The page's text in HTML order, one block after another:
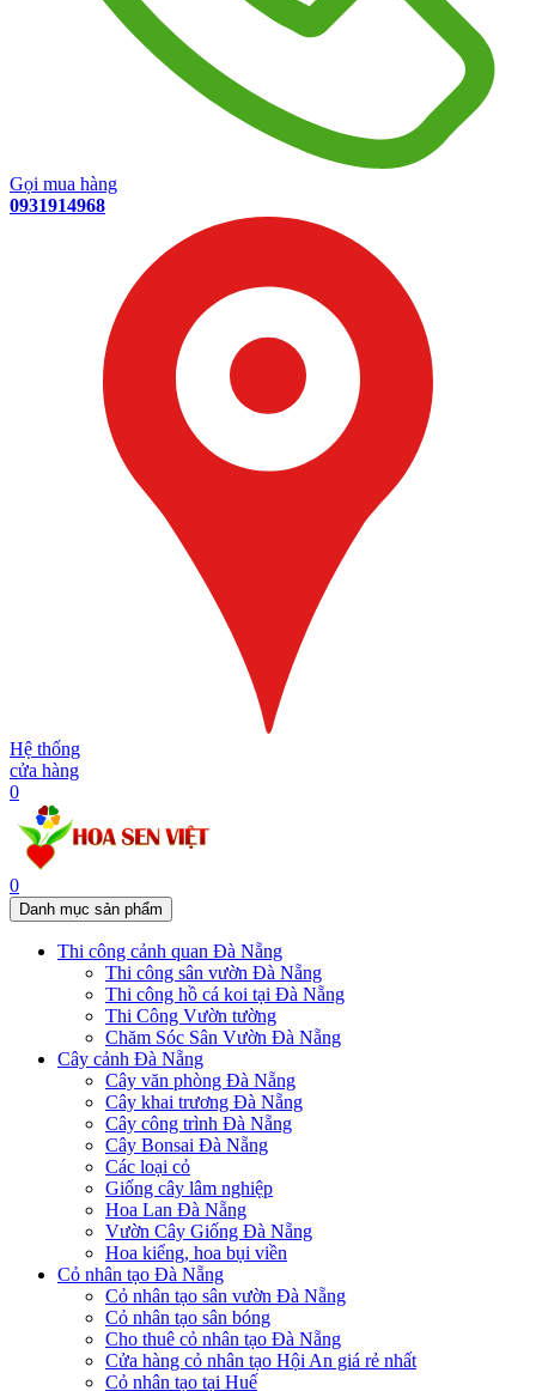
Gọi mua hàng
0931914968
Hệ thống
cửa hàng
0
0
Danh mục sản phẩm
Thi công cảnh quan Đà Nẵng
Thi công sân vườn Đà Nẵng
Thi công hồ cá koi tại Đà Nẵng
Thi Công Vườn tường
Chăm Sóc Sân Vườn Đà Nẵng
Cây cảnh Đà Nẵng
Cây văn phòng Đà Nẵng
Cây khai trương Đà Nẵng
Cây công trình Đà Nẵng
Cây Bonsai Đà Nẵng
Các loại cỏ
Giống cây lâm nghiệp
Hoa Lan Đà Nẵng
Vườn Cây Giống Đà Nẵng
Hoa kiểng, hoa bụi viền
Cỏ nhân tạo Đà Nẵng
Cỏ nhân tạo sân vườn Đà Nẵng
Cỏ nhân tạo sân bóng
Cho thuê cỏ nhân tạo Đà Nẵng
Cửa hàng cỏ nhân tạo Hội An giá rẻ nhất
Cỏ nhân tạo tại Huế